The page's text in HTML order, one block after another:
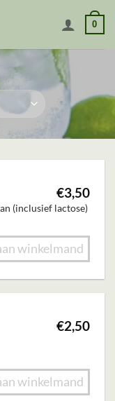
0
€3,50
(inclusief lactose)
winkelmand
€2,50
winkelmand